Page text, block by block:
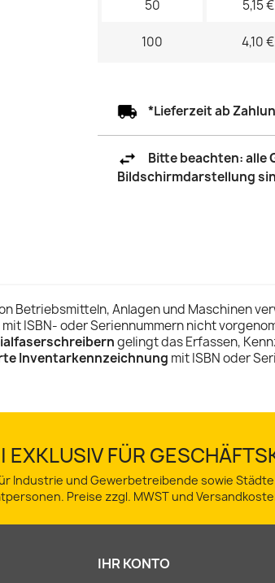
50 5,15 €
100 4,10 €
*Lieferzeit ab
Bitte beachten: alle
Bildschirmdarstellung
Betriebsmitteln, Anlagen und Maschinen
ISBN- oder Seriennummern nicht
gelingt das Erfassen,
Inventarkennzeichnung mit ISBN oder
FÜR
Industrie und Gewerbetreibende sowie
Preise zzgl. MWST und
IHR KONTO